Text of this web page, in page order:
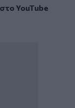
YouTube